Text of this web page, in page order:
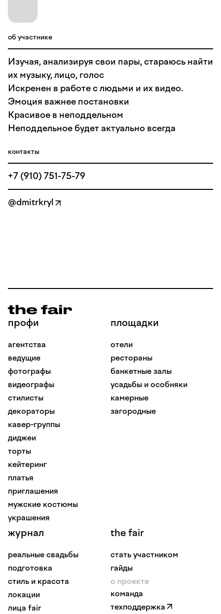
об участнике
Изучая, анализируя свои пары, стараюсь найти
их музыку, лицо, голос
Искренен в работе с людьми и их видео.
Эмоция важнее постановки
Красивое в неподдельном
Неподдельное будет актуально всегда
контакты
+7 (910) 751-75-79
@dmitrkryl
профи
агентства
ведущие
фотографы
видеографы
стилисты
декораторы
кавер-группы
диджеи
торты
кейтеринг
платья
приглашения
мужские костюмы
украшения
площадки
отели
рестораны
банкетные залы
усадьбы и особняки
камерные
загородные
журнал
реальные свадьбы
подготовка
стиль и красота
локации
лица fair
the fair
стать участником
гайды
о проекте
команда
техподдержка